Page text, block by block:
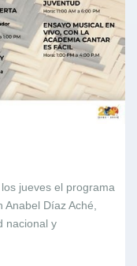
jueves el programa
Díaz Aché,
nacional y